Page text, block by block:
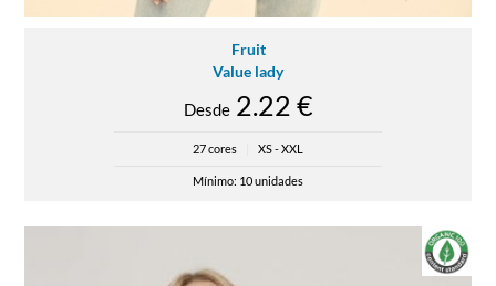
Fruit
Value lady
Desde2.22 €
27 cores XS - XXL
Mínimo: 10 unidades